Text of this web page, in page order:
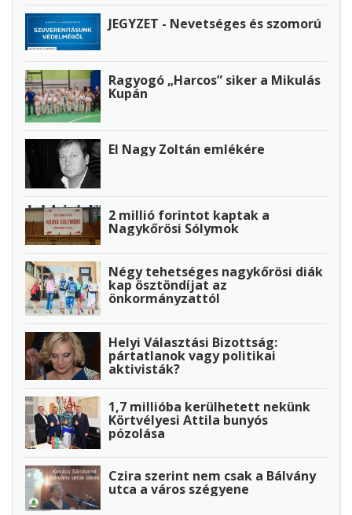
JEGYZET - Nevetséges és szomorú
Ragyogó „Harcos” siker a Mikulás
Kupán
El Nagy Zoltán emlékére
2 millió forintot kaptak a
Nagykőrösi Sólymok
Négy tehetséges nagykőrösi diák
kap ösztöndíjat az
önkormányzattól
Helyi Választási Bizottság:
pártatlanok vagy politikai
aktivisták?
1,7 millióba kerülhetett nekünk
Körtvélyesi Attila bunyós
pózolása
Czira szerint nem csak a Bálvány
utca a város szégyene